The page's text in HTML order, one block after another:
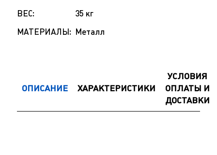
ВЕС:
35 кг
МАТЕРИАЛЫ: Металл
ОПИСАНИЕ ХАРАКТЕРИСТИКИ
УСЛОВИЯ
ОПЛАТЫ И
ДОСТАВКИ